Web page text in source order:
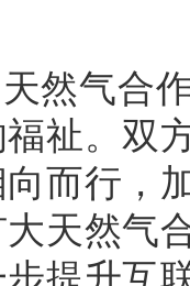
然气合
祉。双
而行，
天然气
提升互